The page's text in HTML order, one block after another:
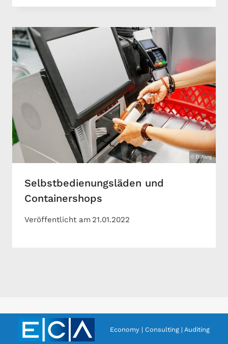
Selbstbedienungsläden und
Containershops
Veröffentlicht am 21.01.2022
Economy | Consulting | Auditing